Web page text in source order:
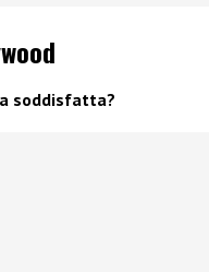
soddisfatta?